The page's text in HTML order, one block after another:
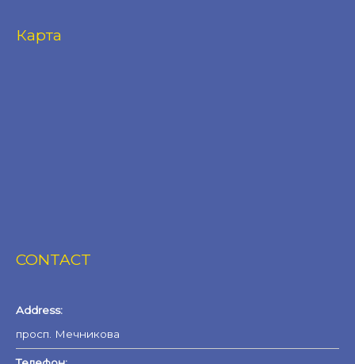
Карта
CONTACT
Address:
просп. Мечникова